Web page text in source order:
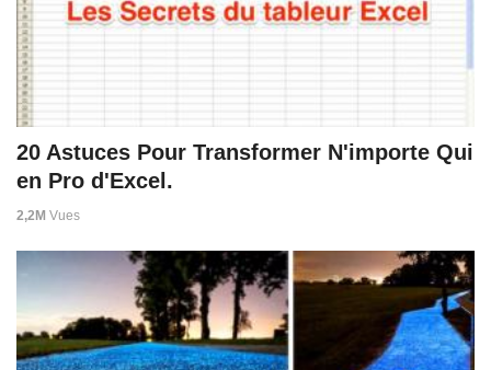
20 Astuces Pour Transformer N'importe Qui
en Pro d'Excel.
2,2M Vues